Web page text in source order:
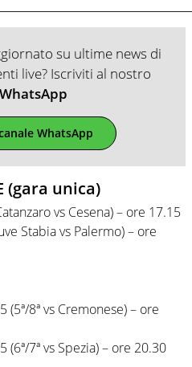
su ultime news di
live? Iscriviti al nostro
WhatsApp
WhatsApp
(gara unica)
vs Cesena) – ore 17.15
Stabia vs Palermo) – ore
8ª vs Cremonese) – ore
7ª vs Spezia) – ore 20.30